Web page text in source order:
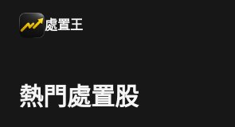
處置王
熱門處置股